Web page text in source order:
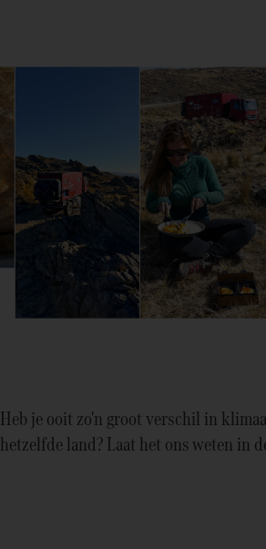
Heb je ooit zo'n groot verschil in
hetzelfde land? Laat het ons weten in